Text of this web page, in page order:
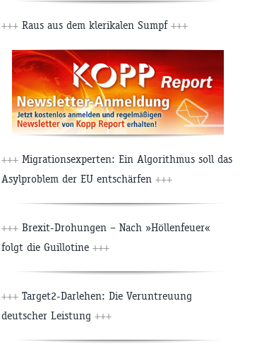
+++ Raus aus dem klerikalen Sumpf +++
+++ Migrationsexperten: Ein Algorithmus soll das
Asylproblem der EU entschärfen +++
+++ Brexit-Drohungen – Nach »Höllenfeuer«
folgt die Guillotine +++
+++ Target2-Darlehen: Die Veruntreuung
deutscher Leistung +++